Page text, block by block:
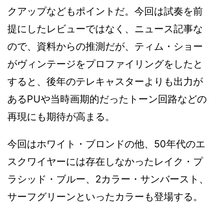
クアップなどもポイントだ。今回は試奏を前
提にしたレビューではなく、ニュース記事な
ので、資料からの推測だが、ティム・ショー
がヴィンテージをプロファイリングをしたと
すると、後年のテレキャスターよりも出力が
あるPUや当時画期的だったトーン回路などの
再現にも期待が高まる。
今回はホワイト・ブロンドの他、50年代のエ
スクワイヤーには存在しなかったレイク・プ
ラシッド・ブルー、2カラー・サンバースト、
サーフグリーンといったカラーも登場する。